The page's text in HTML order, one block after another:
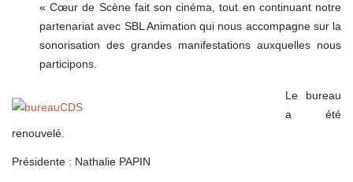
« Cœur de Scène fait son cinéma, tout en continuant notre
partenariat avec SBL Animation qui nous accompagne sur la
sonorisation des grandes manifestations auxquelles nous
participons.
Le bureau
a été
renouvelé.
Présidente : Nathalie PAPIN